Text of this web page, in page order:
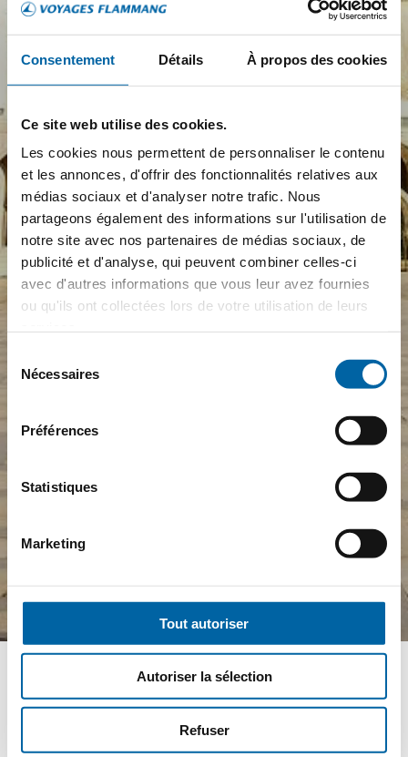
Consentement Détails À propos des cookies
Ce site web utilise des cookies.
Les cookies nous permettent de personnaliser le contenu
et les annonces, d'offrir des fonctionnalités relatives aux
médias sociaux et d'analyser notre trafic. Nous
partageons également des informations sur l'utilisation de
notre site avec nos partenaires de médias sociaux, de
publicité et d'analyse, qui peuvent combiner celles-ci
avec d'autres informations que vous leur avez fournies
ou qu'ils ont collectées lors de votre utilisation de leurs
Nécessaires
Préférences
Statistiques
Marketing
Tout autoriser
Autoriser la sélection
Refuser
MARDI 8 DÉCEMBRE - VENDREDI 18 DÉCEMBRE 2026